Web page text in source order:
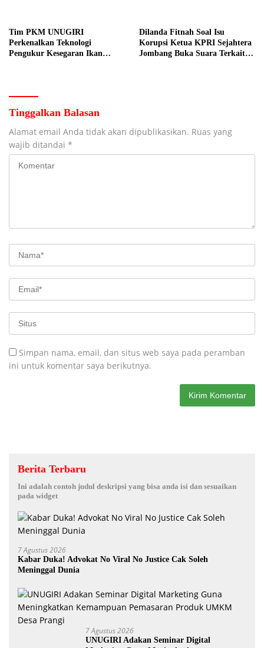
Tim PKM UNUGIRI
Perkenalkan Teknologi
Pengukur Kesegaran Ikan
Dilanda Fitnah Soal Isu
Korupsi Ketua KPRI Sejahtera
Jombang Buka Suara Terkait
Tinggalkan Balasan
Alamat email Anda tidak akan dipublikasikan. Ruas yang
wajib ditandai *
Simpan nama, email, dan situs web saya pada peramban
ini untuk komentar saya berikutnya.
Berita Terbaru
Ini adalah contoh judul deskripsi yang bisa anda isi dan sesuaikan
pada widget
7 Agustus 2026
Kabar Duka! Advokat No Viral No Justice Cak Soleh
Meninggal Dunia
7 Agustus 2026
UNUGIRI Adakan Seminar Digital